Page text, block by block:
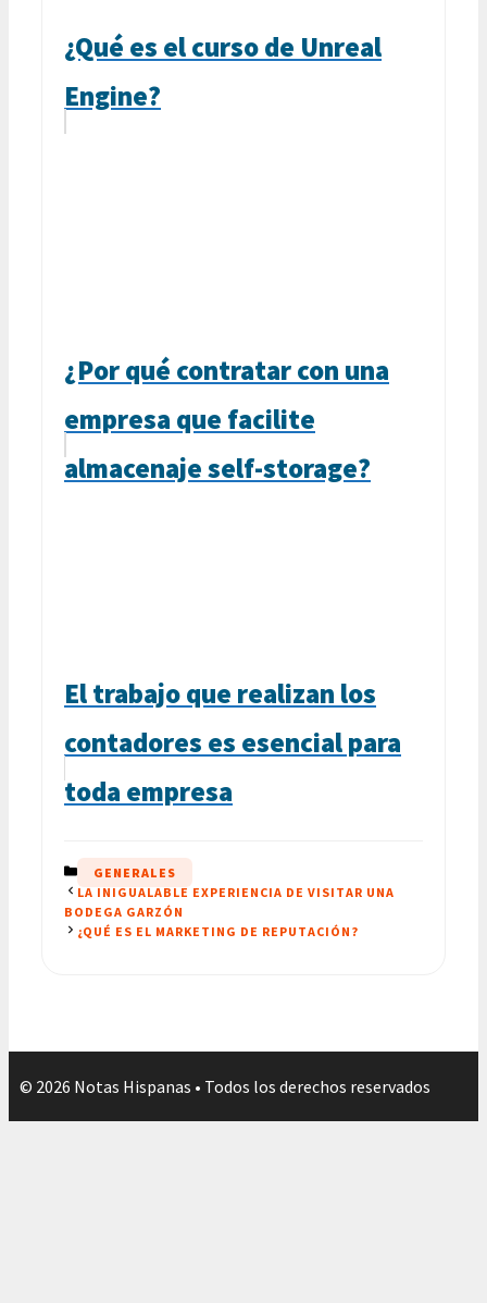
¿Qué es el curso de Unreal
Engine?
¿Por qué contratar con una
empresa que facilite
almacenaje self-storage?
El trabajo que realizan los
contadores es esencial para
toda empresa
CATEGORÍAS
GENERALES
LA INIGUALABLE EXPERIENCIA DE VISITAR UNA
BODEGA GARZÓN
¿QUÉ ES EL MARKETING DE REPUTACIÓN?
© 2026 Notas Hispanas • Todos los derechos reservados